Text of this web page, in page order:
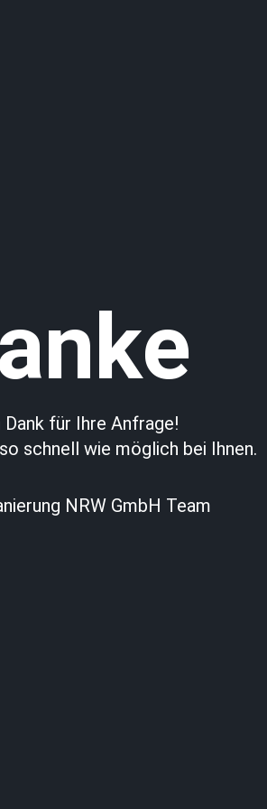
Dank für Ihre Anfrage!
schnell wie möglich bei Ihnen.
NRW GmbH Team